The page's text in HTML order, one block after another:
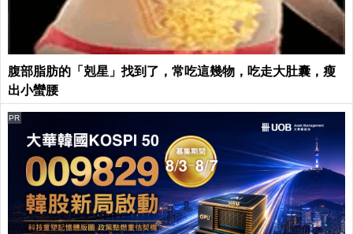
腹部脂肪的「剋星」找到了，常吃這幾物，吃走大肚囊，瘦
出小蠻腰
PR